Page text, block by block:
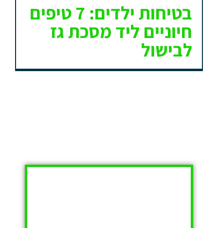
בטיחות ילדים: 7 טיפים
חיוניים ליד מסכת גז
לבישול